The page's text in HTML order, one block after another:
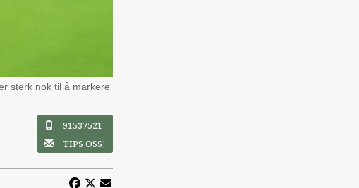
sterk nok til å markere
91537521
TIPS OSS!